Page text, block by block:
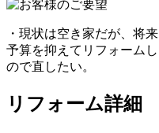
・現状は空き家だが、将
予算を抑えてリフォーム
ので直したい。
リフォーム詳細